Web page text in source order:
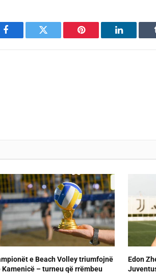
Facebook Twitter Pinterest LinkedIn
e Beach Volley triumfojnë
Kamenicë – turneu që rrëmbeu
Edon